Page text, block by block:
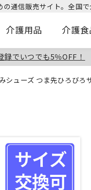
の通信販売サイト。全国
介護用品 介護食
録でいつでも5％OFF！
シューズ つま先ひろび